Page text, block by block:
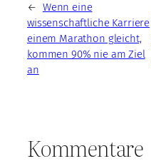
← Wenn eine
wissenschaftliche Karriere
einem Marathon gleicht,
kommen 90% nie am Ziel
an
Kommentare